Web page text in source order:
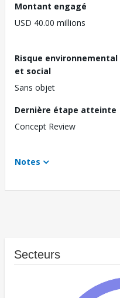
Montant engagé
USD 40.00 millions
Risque environnemental
et social
Sans objet
Dernière étape atteinte
Concept Review
Notes
Secteurs